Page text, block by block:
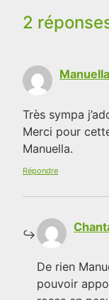
2
Manuella
Très sympa
Merci pour
Manuella.
Répondre
De rien
pouvoir